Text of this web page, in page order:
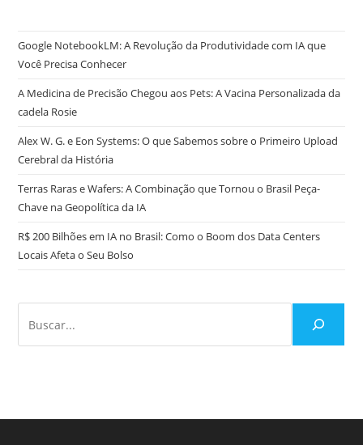
Google NotebookLM: A Revolução da Produtividade com IA que
Você Precisa Conhecer
A Medicina de Precisão Chegou aos Pets: A Vacina Personalizada da
cadela Rosie
Alex W. G. e Eon Systems: O que Sabemos sobre o Primeiro Upload
Cerebral da História
Terras Raras e Wafers: A Combinação que Tornou o Brasil Peça-
Chave na Geopolítica da IA
R$ 200 Bilhões em IA no Brasil: Como o Boom dos Data Centers
Locais Afeta o Seu Bolso